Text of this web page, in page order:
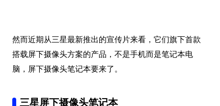
脑，屏下摄像头笔记本要来了。
三星屏下摄像头笔记本
从宣传片中可以了解到，三星这款屏下摄像头笔记本，